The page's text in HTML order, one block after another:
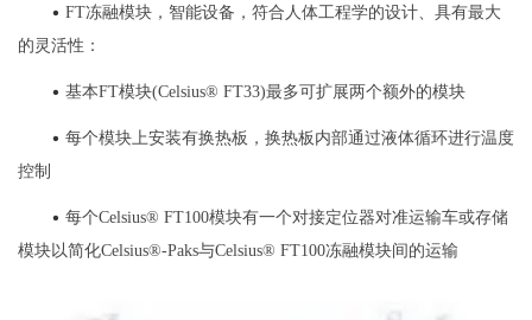
• FT冻融模块，智能设备，符合人体工程学的设计、具有最大
的灵活性：
• 基本FT模块(Celsius® FT33)最多可扩展两个额外的模块
• 每个模块上安装有换热板，换热板内部通过液体循环进行温度
控制
• 每个Celsius® FT100模块有一个对接定位器对准运输车或存储
模块以简化Celsius®-Paks与Celsius® FT100冻融模块间的运输